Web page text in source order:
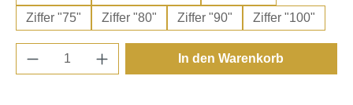
Ziffer "75"
Ziffer "80" Ziffer "90" Ziffer "100"
Produkt Anzahl: Gib den gewünschten
In den Warenkorb